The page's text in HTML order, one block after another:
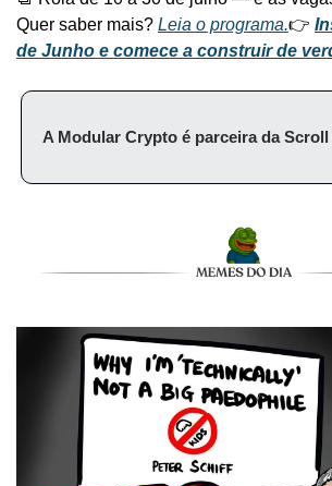
Quer saber mais? Leia o programa.👉
de Junho e comece a construir de
A Modular Crypto é parceira da